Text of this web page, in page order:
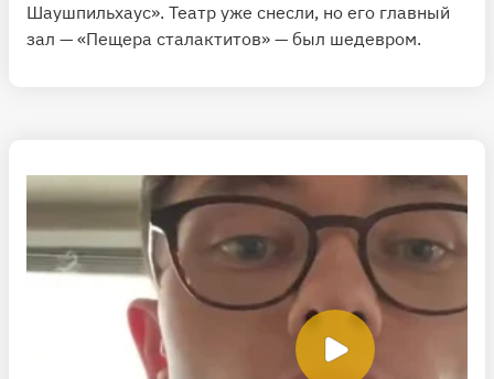
Шаушпильхаус». Театр уже снесли, но его главный
зал — «Пещера сталактитов» — был шедевром.